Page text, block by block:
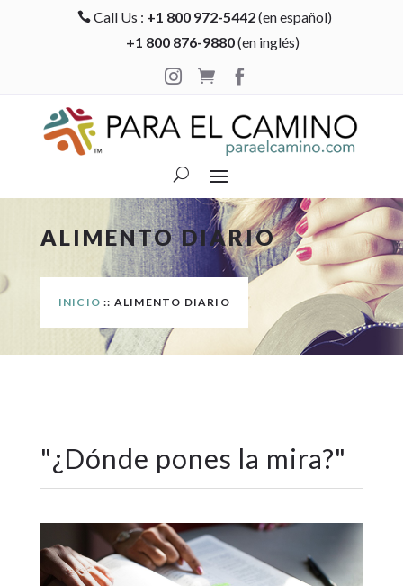
 Call Us : +1 800 972-5442(en español)
+1 800 876-9880(en inglés)

 
ALIMENTO DIARIO
INICIO :: ALIMENTO DIARIO
"¿Dónde pones la mira?"